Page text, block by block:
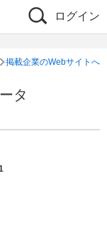
ログイン
掲載企業のWebサイトへ
タ